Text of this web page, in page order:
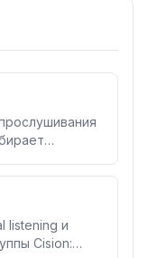
видео и
с ИИ-
и PR-
PR и
listening и
Cision: